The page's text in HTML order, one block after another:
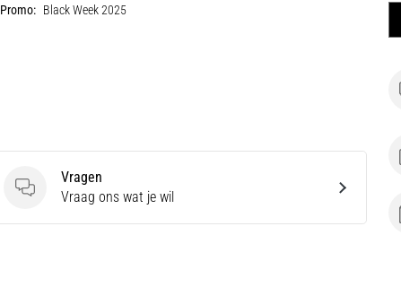
Promo: Black Week 2025
Vragen
Vragen
Vraag ons wat je wil